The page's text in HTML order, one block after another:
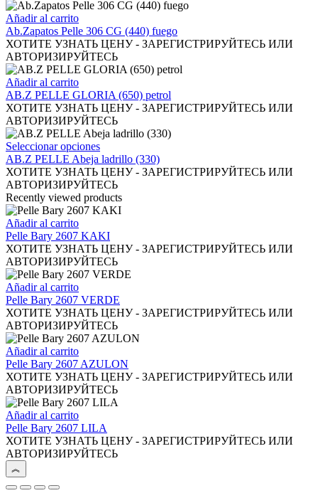
Añadir al carrito
Ab.Zapatos Pelle 306 CG (440) fuego
ХОТИТЕ УЗНАТЬ ЦЕНУ - ЗАРЕГИСТРИРУЙТЕСЬ ИЛИ
АВТОРИЗИРУЙТЕСЬ
Añadir al carrito
AB.Z PELLE GLORIA (650) petrol
ХОТИТЕ УЗНАТЬ ЦЕНУ - ЗАРЕГИСТРИРУЙТЕСЬ ИЛИ
АВТОРИЗИРУЙТЕСЬ
Seleccionar opcionesEste
producto
tiene
múltiples
variantes.
Las
se
pueden
elegir
en
página
de
producto
AB.Z PELLE Abeja ladrillo (330)
ХОТИТЕ УЗНАТЬ ЦЕНУ - ЗАРЕГИСТРИРУЙТЕСЬ ИЛИ
АВТОРИЗИРУЙТЕСЬ
Recently viewed products
Añadir al carrito
Pelle Bary 2607 KAKI
ХОТИТЕ УЗНАТЬ ЦЕНУ - ЗАРЕГИСТРИРУЙТЕСЬ ИЛИ
АВТОРИЗИРУЙТЕСЬ
Añadir al carrito
Pelle Bary 2607 VERDE
ХОТИТЕ УЗНАТЬ ЦЕНУ - ЗАРЕГИСТРИРУЙТЕСЬ ИЛИ
АВТОРИЗИРУЙТЕСЬ
Añadir al carrito
Pelle Bary 2607 AZULON
ХОТИТЕ УЗНАТЬ ЦЕНУ - ЗАРЕГИСТРИРУЙТЕСЬ ИЛИ
АВТОРИЗИРУЙТЕСЬ
Añadir al carrito
Pelle Bary 2607 LILA
ХОТИТЕ УЗНАТЬ ЦЕНУ - ЗАРЕГИСТРИРУЙТЕСЬ ИЛИ
АВТОРИЗИРУЙТЕСЬ